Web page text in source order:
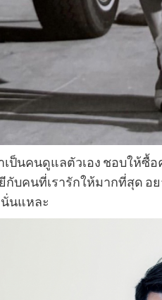
เป็นคนดูแลตัวเอง ชอบให้
บคนที่เรารักให้มากที่สุด อ
นั่นแหละ